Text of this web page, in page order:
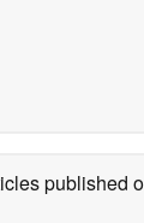
published